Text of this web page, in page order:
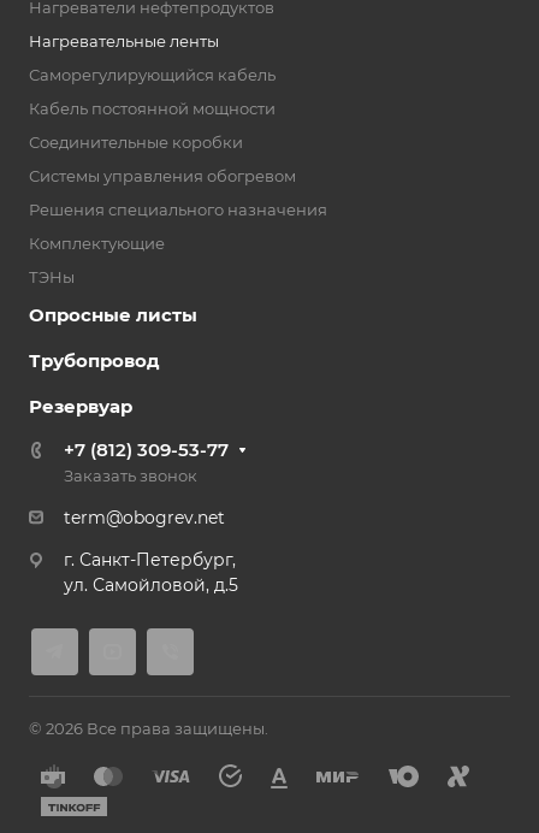
Нагреватели нефтепродуктов
Нагревательные ленты
Саморегулирующийся кабель
Кабель постоянной мощности
Соединительные коробки
Системы управления обогревом
Решения специального назначения
Комплектующие
ТЭНы
Опросные листы
Трубопровод
Резервуар
+7 (812) 309-53-77
Заказать звонок
term@obogrev.net
г. Санкт-Петербург,
ул. Самойловой, д.5
© 2026 Все права защищены.